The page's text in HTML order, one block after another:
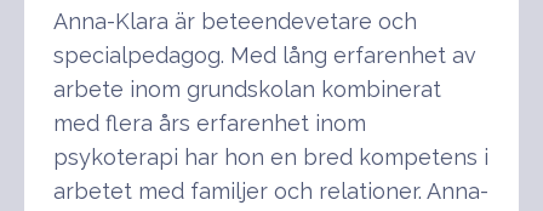
Anna-Klara är beteendevetare och
specialpedagog. Med lång erfarenhet av
arbete inom grundskolan kombinerat
med flera års erfarenhet inom
psykoterapi har hon en bred kompetens i
arbetet med familjer och relationer. Anna-